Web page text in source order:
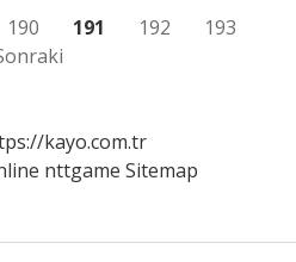
190 191 192
193
kayo.com.tr
nttgame Sitemap